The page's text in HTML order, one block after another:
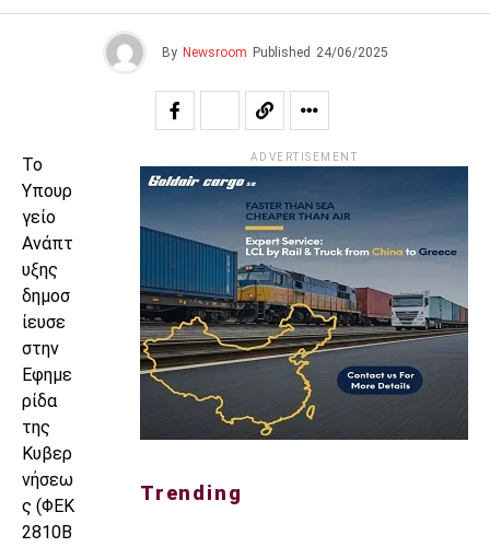
By Newsroom Published 24/06/2025
Το
Υπουρ
γείο
Ανάπτ
υξης
δημοσ
ίευσε
στην
Εφημε
ρίδα
της
Κυβερ
νήσεω
ς (ΦΕΚ
2810Β
ADVERTISEMENT
Trending